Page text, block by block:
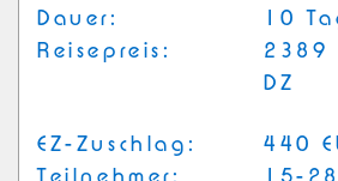
Dauer:
10
Reisepreis:
2389
DZ
EZ-Zuschlag:
440